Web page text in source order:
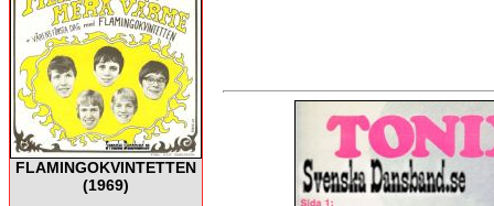
FLAMINGOKVINTETTEN
(1969)